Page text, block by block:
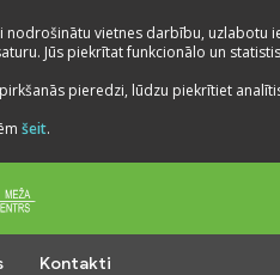
nodrošinātu vietnes darbību, uzlabotu
Jūs piekrītat funkcionālo un
pieredzi, lūdzu piekrītiet
šeit.
Kontakti